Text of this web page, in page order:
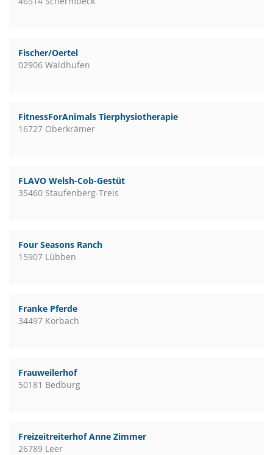
Fischer/Oertel
02906 Waldhufen
FitnessForAnimals Tierphysiotherapie
16727 Oberkrämer
FLAVO Welsh-Cob-Gestüt
35460 Staufenberg-Treis
Four Seasons Ranch
15907 Lübben
Franke Pferde
34497 Korbach
Frauweilerhof
50181 Bedburg
Freizeitreiterhof Anne Zimmer
26789 Leer